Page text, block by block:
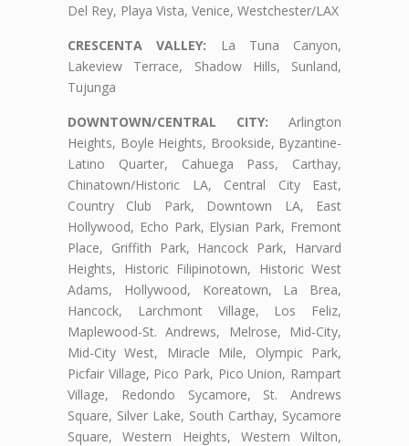
Del Rey, Playa Vista, Venice, Westchester/LAX
CRESCENTA VALLEY: La Tuna Canyon,
Lakeview Terrace, Shadow Hills, Sunland,
Tujunga
DOWNTOWN/CENTRAL CITY: Arlington
Heights, Boyle Heights, Brookside, Byzantine-
Latino Quarter, Cahuega Pass, Carthay,
Chinatown/Historic LA, Central City East,
Country Club Park, Downtown LA, East
Hollywood, Echo Park, Elysian Park, Fremont
Place, Griffith Park, Hancock Park, Harvard
Heights, Historic Filipinotown, Historic West
Adams, Hollywood, Koreatown, La Brea,
Hancock, Larchmont Village, Los Feliz,
Maplewood-St. Andrews, Melrose, Mid-City,
Mid-City West, Miracle Mile, Olympic Park,
Picfair Village, Pico Park, Pico Union, Rampart
Village, Redondo Sycamore, St. Andrews
Square, Silver Lake, South Carthay, Sycamore
Square, Western Heights, Western Wilton,